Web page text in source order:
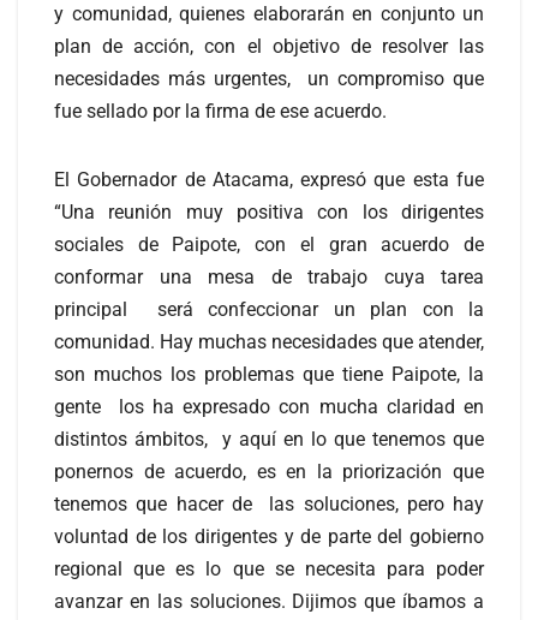
y comunidad, quienes elaborarán en conjunto un
plan de acción, con el objetivo de resolver las
necesidades más urgentes, un compromiso que
fue sellado por la firma de ese acuerdo.
El Gobernador de Atacama, expresó que esta fue
“Una reunión muy positiva con los dirigentes
sociales de Paipote, con el gran acuerdo de
conformar una mesa de trabajo cuya tarea
principal será confeccionar un plan con la
comunidad. Hay muchas necesidades que atender,
son muchos los problemas que tiene Paipote, la
gente los ha expresado con mucha claridad en
distintos ámbitos, y aquí en lo que tenemos que
ponernos de acuerdo, es en la priorización que
tenemos que hacer de las soluciones, pero hay
voluntad de los dirigentes y de parte del gobierno
regional que es lo que se necesita para poder
avanzar en las soluciones. Dijimos que íbamos a